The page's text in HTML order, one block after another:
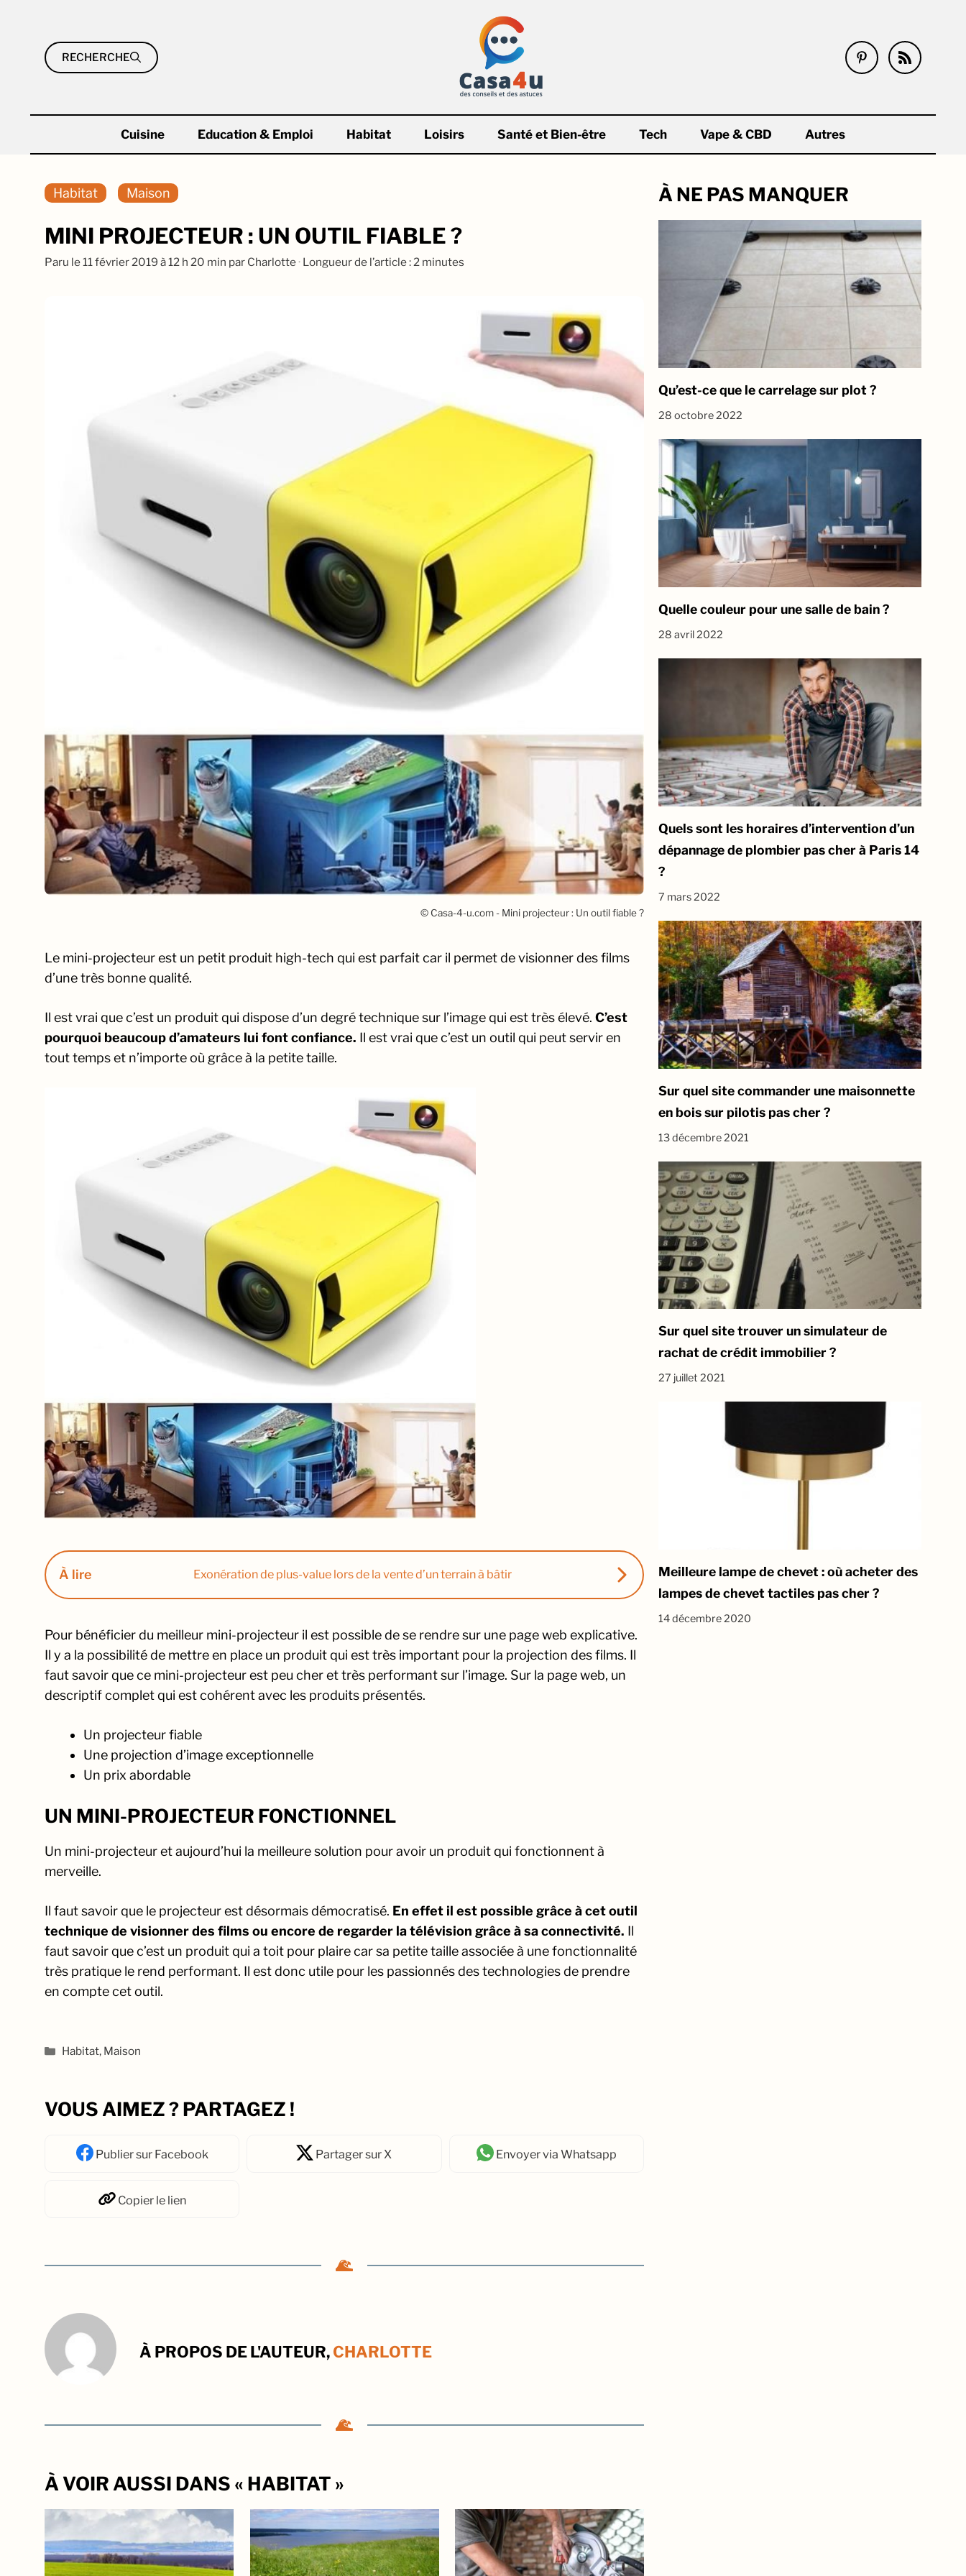
contenu
RECHERCHE
Cuisine Education & Emploi Habitat Loisirs Santé et Bien-être Tech Vape & CBD Autres
Habitat Maison
MINI PROJECTEUR : UN OUTIL FIABLE ?
Paru le11 février 2019 à 12 h 20 min par Charlotte· Longueur de l’article : 2 minutes
© Casa-4-u.com - Mini projecteur : Un outil fiable ?
Le mini-projecteur est un petit produit high-tech qui est parfait car il permet de visionner des films
d’une très bonne qualité.
Il est vrai que c’est un produit qui dispose d’un degré technique sur l’image qui est très élevé. C’est
pourquoi beaucoup d’amateurs lui font confiance. Il est vrai que c’est un outil qui peut servir en
tout temps et n’importe où grâce à la petite taille.
À lire Exonération de plus-value lors de la vente d’un terrain à bâtir
Pour bénéficier du meilleur mini-projecteur il est possible de se rendre sur une page web explicative.
Il y a la possibilité de mettre en place un produit qui est très important pour la projection des films. Il
faut savoir que ce mini-projecteur est peu cher et très performant sur l’image. Sur la page web, un
descriptif complet qui est cohérent avec les produits présentés.
Un projecteur fiable
Une projection d’image exceptionnelle
Un prix abordable
UN MINI-PROJECTEUR FONCTIONNEL
Un mini-projecteur et aujourd’hui la meilleure solution pour avoir un produit qui fonctionnent à
merveille.
Il faut savoir que le projecteur est désormais démocratisé. En effet il est possible grâce à cet outil
technique de visionner des films ou encore de regarder la télévision grâce à sa connectivité. Il
faut savoir que c’est un produit qui a toit pour plaire car sa petite taille associée à une fonctionnalité
très pratique le rend performant. Il est donc utile pour les passionnés des technologies de prendre
en compte cet outil.
Catégories
Habitat, Maison
VOUS AIMEZ ? PARTAGEZ !
Publiersur Facebook Partagersur X Envoyervia Whatsapp
Copierle lien
À PROPOS DE L'AUTEUR,CHARLOTTE
À VOIR AUSSI DANS « HABITAT »
À NE PAS MANQUER
Qu’est-ce que le carrelage sur plot ?
28 octobre 2022
Quelle couleur pour une salle de bain ?
28 avril 2022
Quels sont les horaires d’intervention d’un
dépannage de plombier pas cher à Paris 14
?
7 mars 2022
Sur quel site commander une maisonnette
en bois sur pilotis pas cher ?
13 décembre 2021
Sur quel site trouver un simulateur de
rachat de crédit immobilier ?
27 juillet 2021
Meilleure lampe de chevet : où acheter des
lampes de chevet tactiles pas cher ?
14 décembre 2020